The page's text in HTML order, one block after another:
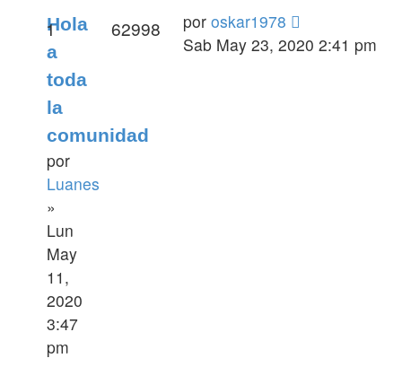
Hola
a
toda
la
comunidad
por
Luanes
»
Lun
May
11,
2020
3:47
pm
1 62998 por oskar1978
Sab May 23, 2020 2:41 pm